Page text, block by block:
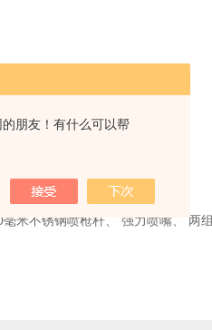
朋友！有什么可以帮
米不锈钢喷枪杆、 强力喷嘴、 两